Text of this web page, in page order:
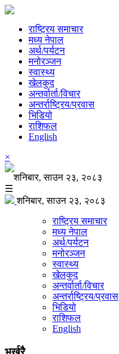
राष्ट्रिय समाचार
मध्य नेपाल
अर्थ/पर्यटन
मनोरञ्जन
स्वास्थ्य
खेलकुद
अन्तर्वार्ता/विचार
अन्तर्राष्ट्रिय/प्रवास
भिडियो
राशिफल
English
×
शनिबार, साउन २३, २०८३
☰
शनिबार, साउन २३, २०८३
राष्ट्रिय समाचार
मध्य नेपाल
अर्थ/पर्यटन
मनोरञ्जन
स्वास्थ्य
खेलकुद
अन्तर्वार्ता/विचार
अन्तर्राष्ट्रिय/प्रवास
भिडियो
राशिफल
English